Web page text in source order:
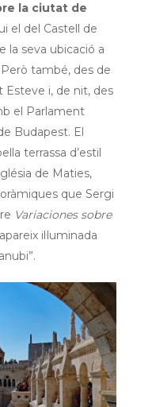
la ciutat de
el del Castell de
la seva ubicació a
també, des de
Esteve i, de nit, des
el Parlament
Budapest. El
terrassa d’estil
de Maties,
que Sergi
Variaciones sobre
il·luminada